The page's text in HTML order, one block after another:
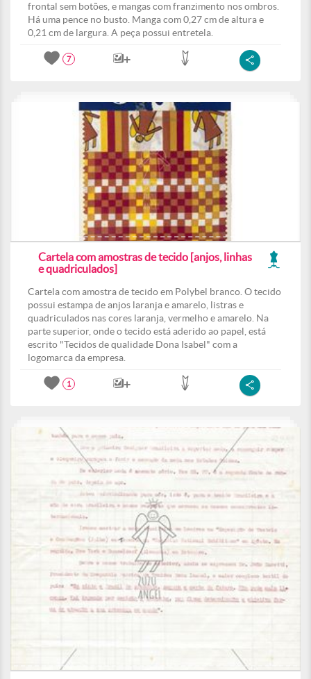
frontal sem botões, e mangas com franzimento nos ombros.
Há uma pence no busto. Manga com 0,27 cm de altura e
0,21 cm de largura. A peça possui entretela.
7
Cartela com amostras de tecido [anjos, linhas
e quadriculados]
Cartela com amostra de tecido em Polybel branco. O tecido
possui estampa de anjos laranja e amarelo, listras e
quadriculados nas cores laranja, vermelho e amarelo. Na
parte superior, onde o tecido está aderido ao papel, está
escrito "Tecidos de qualidade Dona Isabel" com a
logomarca da empresa.
1